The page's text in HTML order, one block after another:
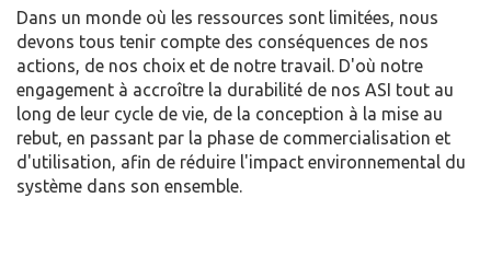
Dans un monde où les ressources sont limitées, nous
devons tous tenir compte des conséquences de nos
actions, de nos choix et de notre travail. D'où notre
engagement à accroître la durabilité de nos ASI tout au
long de leur cycle de vie, de la conception à la mise au
rebut, en passant par la phase de commercialisation et
d'utilisation, afin de réduire l'impact environnemental du
système dans son ensemble.